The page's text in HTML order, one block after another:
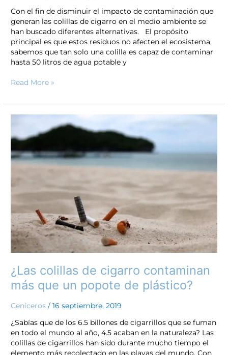
Con el fin de disminuir el impacto de contaminación que
generan las colillas de cigarro en el medio ambiente se
han buscado diferentes alternativas. El propósito
principal es que estos residuos no afecten el ecosistema,
sabemos que tan solo una colilla es capaz de contaminar
hasta 50 litros de agua potable y
Read More »
¿Las colillas de cigarro contaminan
más que un popote de plástico?
Ceniceros /16 septiembre, 2019
¿Sabías que de los 6.5 billones de cigarrillos que se fuman
en todo el mundo al año, 4.5 acaban en la naturaleza? Las
colillas de cigarrillos han sido durante mucho tiempo el
elemento más recolectado en las playas del mundo. Con
de
cigarro
contaminan
más
plástico?